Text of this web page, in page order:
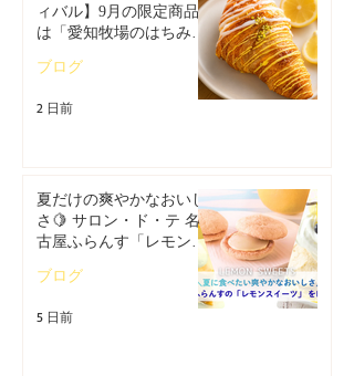
ィバル】9月の限定商品
は「愛知牧場のはちみつ
ン」🥐
ブログ
2 日前
夏だけの爽やかなおいし
さ🍋 サロン・ド・テ 名
古屋ふらんす「レモンス
ブログ
5 日前